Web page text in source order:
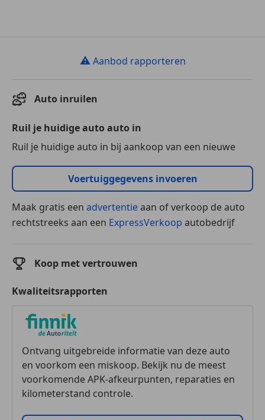
⚠ Aanbod rapporteren
Auto inruilen
Ruil je huidige auto auto in
Ruil je huidige auto in bij aankoop van een nieuwe
Voertuiggegevens invoeren
Maak gratis een advertentieaan of verkoop de auto
rechtstreeks aan een ExpressVerkoop autobedrijf
Koop met vertrouwen
Kwaliteitsrapporten
Ontvang uitgebreide informatie van deze auto
en voorkom een miskoop. Bekijk nu de meest
voorkomende APK-afkeurpunten, reparaties en
kilometerstand controle.